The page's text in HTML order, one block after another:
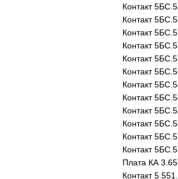
Контакт
Контакт
Контакт
Контакт
Контакт
Контакт
Контакт
Контакт
Контакт
Контакт
Контакт
Контакт
Плата КА
Контакт